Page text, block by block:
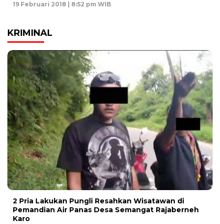
19 Februari 2018 | 8:52 pm WIB
KRIMINAL
2 Pria Lakukan Pungli Resahkan Wisatawan di
Pemandian Air Panas Desa Semangat Rajaberneh
Karo